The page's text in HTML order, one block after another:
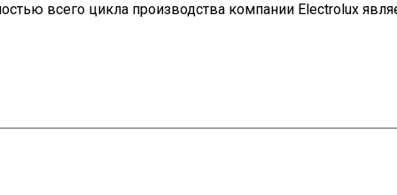
всего цикла производства компании Electrolux